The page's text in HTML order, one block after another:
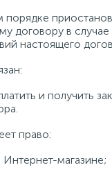
договору в
настоящего
и получить
право:
магазине;